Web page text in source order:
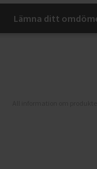
Lämna ditt